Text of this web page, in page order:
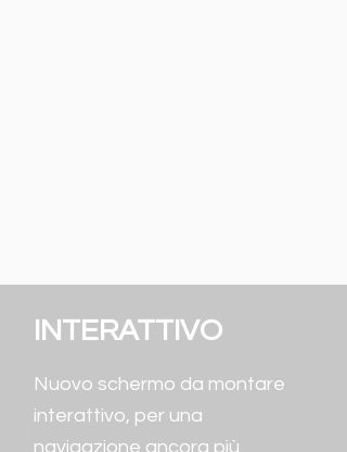
INTERATTIVO
Nuovo schermo da montare
interattivo, per una
navigazione ancora più